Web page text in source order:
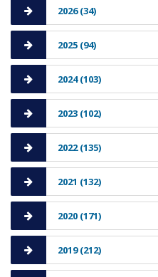
2026 (34)
2025 (94)
2024 (103)
2023 (102)
2022 (135)
2021 (132)
2020 (171)
2019 (212)